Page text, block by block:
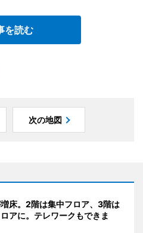
を読む
次の地図
床。2階は集中フロア、3階は
アに。テレワークもできま